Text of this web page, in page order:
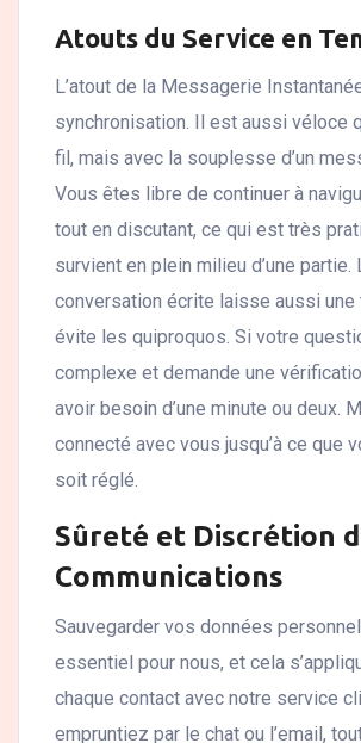
Atouts du Service en
L’atout de la Messagerie
synchronisation. Il est aussi véloce
fil, mais avec la souplesse d’un
Vous êtes libre de continuer à
tout en discutant, ce qui est très
survient en plein milieu d’une partie.
conversation écrite laisse aussi une
évite les quiproquos. Si votre
complexe et demande une
avoir besoin d’une minute ou deux.
connecté avec vous jusqu’à ce que
soit réglé.
Sûreté et Discrétion
Communications
Sauvegarder vos données
essentiel pour nous, et cela
chaque contact avec notre service
empruntiez par le chat ou l’email,